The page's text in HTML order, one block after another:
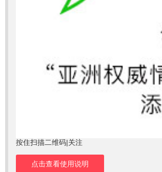
按住扫描二维码|关注
点击查看使用说明